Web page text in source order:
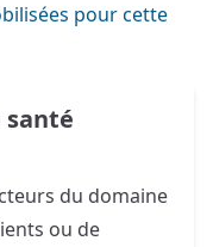
pour cette
santé
du domaine
ou de